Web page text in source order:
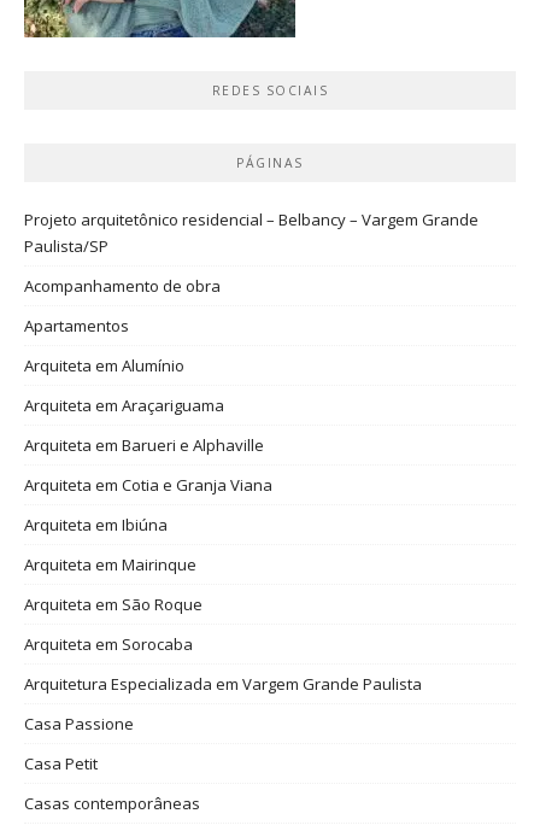
REDES SOCIAIS
PÁGINAS
Projeto arquitetônico residencial – Belbancy – Vargem Grande
Paulista/SP
Acompanhamento de obra
Apartamentos
Arquiteta em Alumínio
Arquiteta em Araçariguama
Arquiteta em Barueri e Alphaville
Arquiteta em Cotia e Granja Viana
Arquiteta em Ibiúna
Arquiteta em Mairinque
Arquiteta em São Roque
Arquiteta em Sorocaba
Arquitetura Especializada em Vargem Grande Paulista
Casa Passione
Casa Petit
Casas contemporâneas